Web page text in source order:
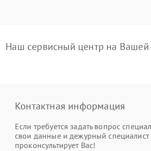
Наш сервисный центр на Вашей
Контактная информация
Если требуется задать вопрос
свои данные и дежурный специалист
проконсультирует Вас!